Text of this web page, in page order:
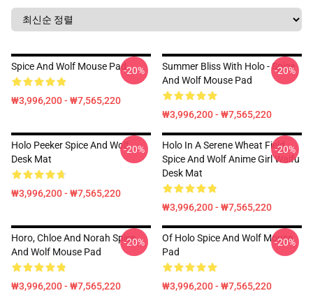
Spice And Wolf Mouse Pad
₩3,996,200 - ₩7,565,220
-20%
Summer Bliss With Holo - Spice
And Wolf Mouse Pad
₩3,996,200 - ₩7,565,220
-20%
Holo Peeker Spice And Wolf
Desk Mat
₩3,996,200 - ₩7,565,220
-20%
Holo In A Serene Wheat Field
Spice And Wolf Anime Girl Waifu
Desk Mat
₩3,996,200 - ₩7,565,220
-20%
Horo, Chloe And Norah Spice
And Wolf Mouse Pad
₩3,996,200 - ₩7,565,220
-20%
Of Holo Spice And Wolf Mouse
Pad
₩3,996,200 - ₩7,565,220
-20%